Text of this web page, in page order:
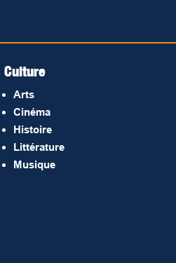
Culture
Arts
Cinéma
Histoire
Littérature
Musique